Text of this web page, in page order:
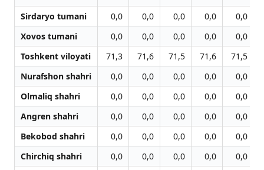
Sirdaryo tumani 0,0 0,0 0,0 0,0
0,0
Xovos tumani
0,0 0,0 0,0 0,0
0,0
Toshkent viloyati
71,3 71,6 71,5 71,6 71,5
Nurafshon shahri
0,0 0,0 0,0 0,0
0,0
Olmaliq shahri
0,0 0,0 0,0 0,0
0,0
Angren shahri
0,0 0,0 0,0 0,0
0,0
Bekobod shahri
0,0 0,0 0,0 0,0
0,0
Chirchiq shahri
0,0 0,0 0,0 0,0
0,0